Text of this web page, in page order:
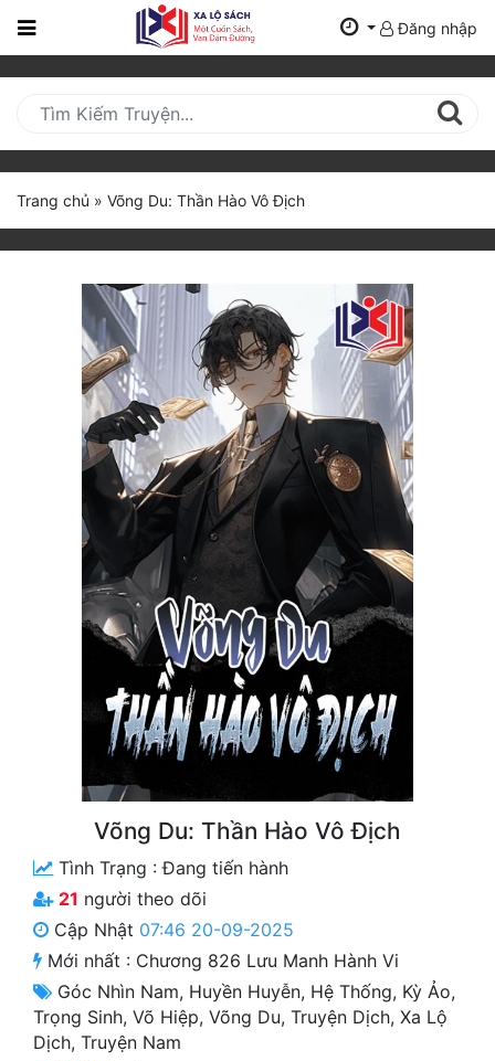
Trang
Mới
Cập
Nhật
(current)
Truyện Mới Ra
Hoàn Thành
Truyện Convert
Truyện Nhập Môn
Cung Đấu
Cổ Tiên Hiệp
Cổ Đại
Du Hí
Đăng nhập
Trang chủ » Võng Du: Thần Hào Vô Địch
Võng Du: Thần Hào Vô Địch
Tình Trạng :Đang tiến hành
21 người theo dõi
Cập Nhật 07:46 20-09-2025
Mới nhất : Chương 826 Lưu Manh Hành Vi
Góc Nhìn Nam, Huyền Huyễn, Hệ Thống, Kỳ Ảo,
Trọng Sinh, Võ Hiệp, Võng Du, Truyện Dịch, Xa Lộ
Dịch, Truyện Nam